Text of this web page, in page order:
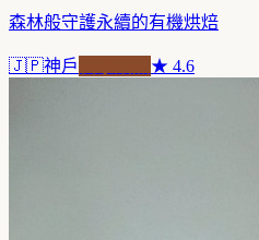
森林般守護永續的有機烘焙
🇯🇵神戶 ★ 4.6